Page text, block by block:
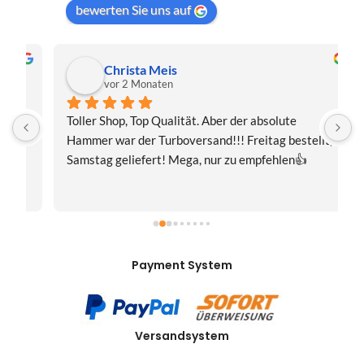
bewerten Sie uns auf
Christa Meis
vor 2 Monaten
Toller Shop, Top Qualität. Aber der absolute
Hammer war der Turboversand!!! Freitag bestellt,
Samstag geliefert! Mega, nur zu empfehlen👍
Payment System
Versandsystem